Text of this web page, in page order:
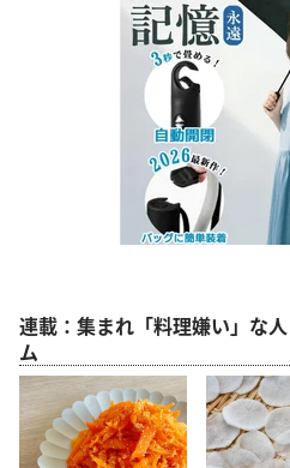
連載：集まれ「料理嫌い」な
ム